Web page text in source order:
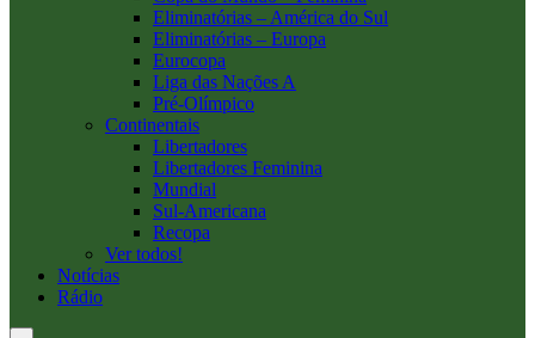
Eliminatórias – América do Sul
Eliminatórias – Europa
Eurocopa
Liga das Nações A
Pré-Olímpico
Continentais
Libertadores
Libertadores Feminina
Mundial
Sul-Americana
Recopa
Ver todos!
Notícias
Rádio